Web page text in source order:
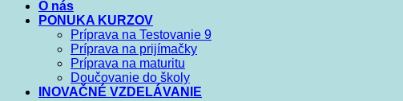
O nás
PONUKA KURZOV
Príprava na Testovanie 9
Príprava na prijímačky
Príprava na maturitu
Doučovanie do školy
INOVAČNÉ VZDELÁVANIE